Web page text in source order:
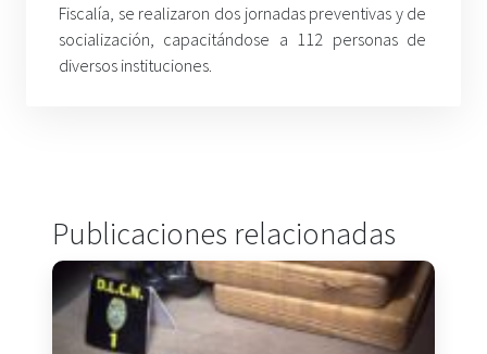
Fiscalía, se realizaron dos jornadas preventivas y de
socialización, capacitándose a 112 personas de
diversos instituciones.
Publicaciones relacionadas